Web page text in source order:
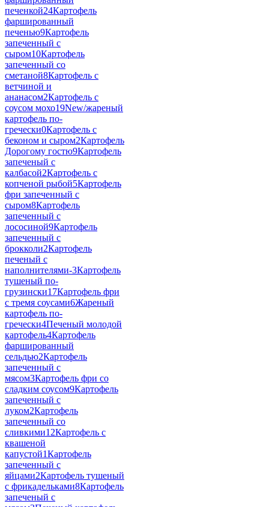
печенкой24Картофель
фаршированный
печенью9Картофель
запеченный с
сыром10Картофель
запеченный со
сметаной8Картофель с
ветчиной и
ананасом2Картофель с
соусом мохо19New/жареный
картофель по-
гречески0Картофель с
беконом и сыром2Картофель
Дорогому гостю9Картофель
запеченый с
калбасой2Картофель с
копченой рыбой5Картофель
фри запеченный с
сыром8Картофель
запеченный с
лососиной9Картофель
запеченный с
брокколи2Картофель
печеный с
наполнителями-3Картофель
тушеный по-
грузински17Картофель фри
с тремя соусами6Жареный
картофель по-
гречески4Печеный молодой
картофель4Картофель
фаршированный
сельдью2Картофель
запеченный с
мясом3Картофель фри со
сладким соусом9Картофель
запеченный с
луком2Картофель
запеченный со
сливкими12Картофель с
квашеной
капустой1Картофель
запеченный с
яйцами2Картофель тушеный
с фрикадельками8Картофель
запеченый с